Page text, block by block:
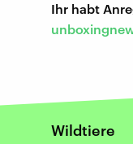
Ihr habt
Wildtiere